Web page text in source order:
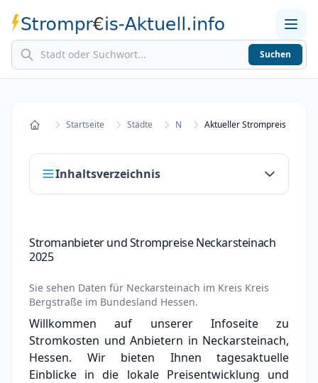
Home
Stromkosten berechnen
Suchen
StartseiteStartseite Städte N
Inhaltsverzeichnis
Neckarsteinach 2025
Strompreisvergleich Neckarsteinach 2025
Grundversorger Neckarsteinach
Experten-Analyse: Strommarkt in
Neckarsteinach
Stromanbieter und Strompreise Neckarsteinach
2025
Sie sehen Daten für Neckarsteinach im Kreis Kreis
Bergstraße im Bundesland Hessen.
Willkommen auf unserer Infoseite zu
Stromkosten und Anbietern in Neckarsteinach,
Hessen. Wir bieten Ihnen tagesaktuelle
Einblicke in die lokale Preisentwicklung und